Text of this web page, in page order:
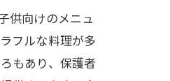
供向けのメニュ
フルな料理が多
もあり、保護者